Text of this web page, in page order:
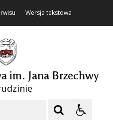
Wersja tekstowa
im. Jana Brzechwy